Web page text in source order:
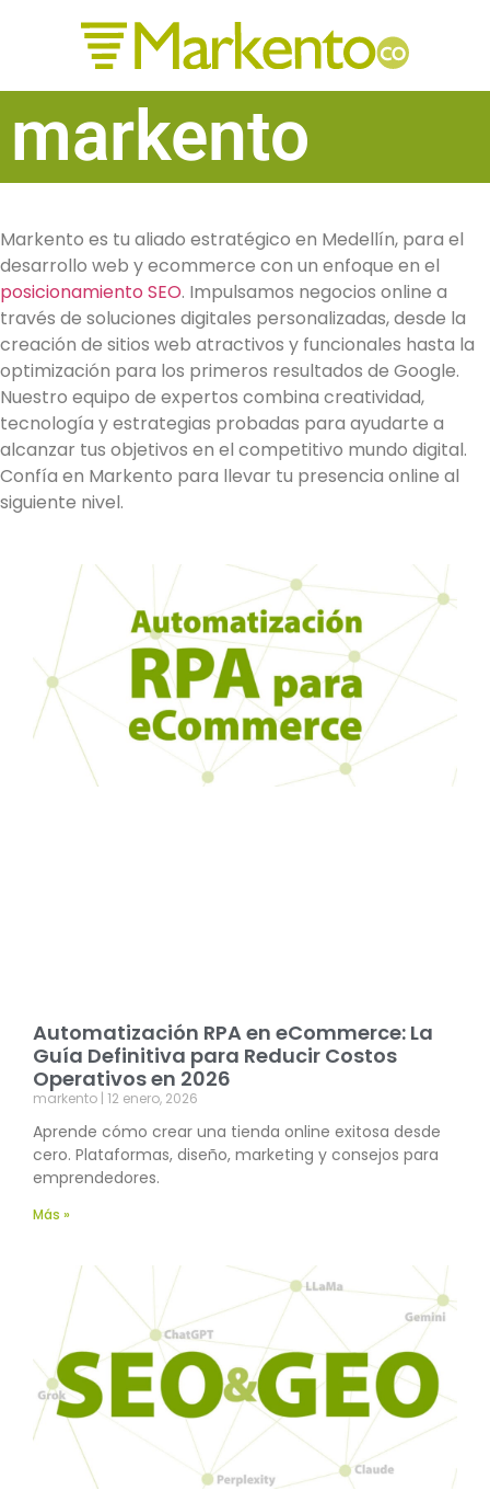
markento
Markento es tu aliado estratégico en Medellín, para el
desarrollo web y ecommerce con un enfoque en el
posicionamiento SEO. Impulsamos negocios online a
través de soluciones digitales personalizadas, desde la
creación de sitios web atractivos y funcionales hasta la
optimización para los primeros resultados de Google.
Nuestro equipo de expertos combina creatividad,
tecnología y estrategias probadas para ayudarte a
alcanzar tus objetivos en el competitivo mundo digital.
Confía en Markento para llevar tu presencia online al
siguiente nivel.
Automatización RPA en eCommerce: La
Guía Definitiva para Reducir Costos
Operativos en 2026
markento 12 enero, 2026
Aprende cómo crear una tienda online exitosa desde
cero. Plataformas, diseño, marketing y consejos para
emprendedores.
Más »